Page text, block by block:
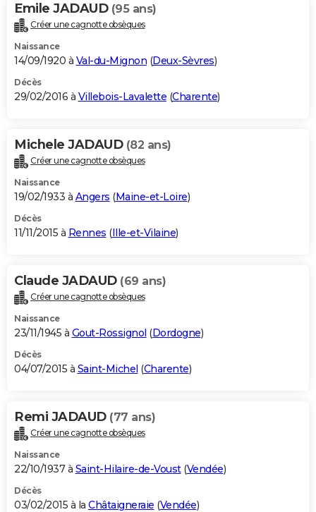
Emile JADAUD (95 ans)
Créer une cagnotte obsèques
Naissance
14/09/1920 à Val-du-Mignon (Deux-Sèvres)
Décès
29/02/2016 à Villebois-Lavalette (Charente)
Michele JADAUD (82 ans)
Créer une cagnotte obsèques
Naissance
19/02/1933 à Angers (Maine-et-Loire)
Décès
11/11/2015 à Rennes (Ille-et-Vilaine)
Claude JADAUD (69 ans)
Créer une cagnotte obsèques
Naissance
23/11/1945 à Gout-Rossignol (Dordogne)
Décès
04/07/2015 à Saint-Michel (Charente)
Remi JADAUD (77 ans)
Créer une cagnotte obsèques
Naissance
22/10/1937 à Saint-Hilaire-de-Voust(Vendée)
Décès
03/02/2015 à la Châtaigneraie (Vendée)